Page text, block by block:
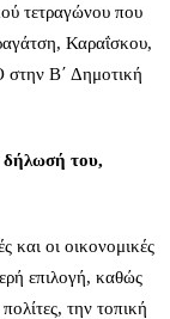
τετραγώνου που
Καραΐσκου,
Β΄ Δημοτική
δήλωσή του,
και οι οικονομικές
επιλογή, καθώς
την τοπική